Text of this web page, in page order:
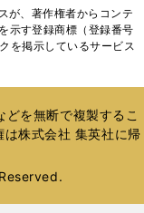
く
ド
ウ
で
ィ
ン
ド
開
く
が、著作権者からコンテ
示す登録商標（登録番号
を掲示しているサービス
を無断で複製するこ
株式会社 集英社に帰